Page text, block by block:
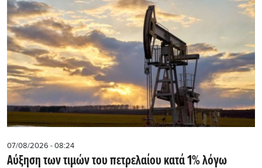
07/08/2026 - 08:24
Αύξηση των τιμών του πετρελαίου κατά 1% λόγω